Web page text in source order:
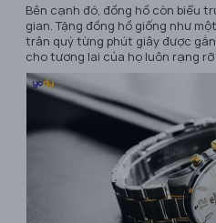
Bên cạnh đó, đồng hồ còn biểu
gian. Tặng đồng hồ giống như
trân quý từng phút giây được
cho tương lai của họ luôn rạng rỡ